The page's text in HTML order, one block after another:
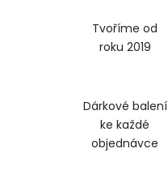
Tvoříme od
roku 2019
Dárkové balení
ke každé
objednávce